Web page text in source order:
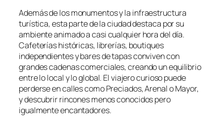
Además de los monumentos y la infraestructura
turística, esta parte de la ciudad destaca por su
ambiente animado a casi cualquier hora del día.
Cafeterías históricas, librerías, boutiques
independientes y bares de tapas conviven con
grandes cadenas comerciales, creando un equilibrio
entre lo local y lo global. El viajero curioso puede
perderse en calles como Preciados, Arenal o Mayor,
y descubrir rincones menos conocidos pero
igualmente encantadores.